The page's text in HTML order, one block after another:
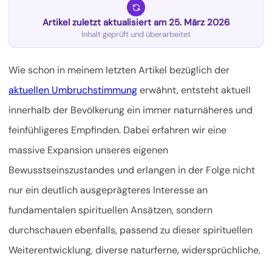
Artikel zuletzt aktualisiert am 25. März 2026
Inhalt geprüft und überarbeitet
Wie schon in meinem letzten Artikel bezüglich der
aktuellen Umbruchstimmungerwähnt, entsteht aktuell
innerhalb der Bevölkerung ein immer naturnäheres und
feinfühligeres Empfinden. Dabei erfahren wir eine
massive Expansion unseres eigenen
Bewusstseinszustandes und erlangen in der Folge nicht
nur ein deutlich ausgeprägteres Interesse an
fundamentalen spirituellen Ansätzen, sondern
durchschauen ebenfalls, passend zu dieser spirituellen
Weiterentwicklung, diverse naturferne, widersprüchliche,